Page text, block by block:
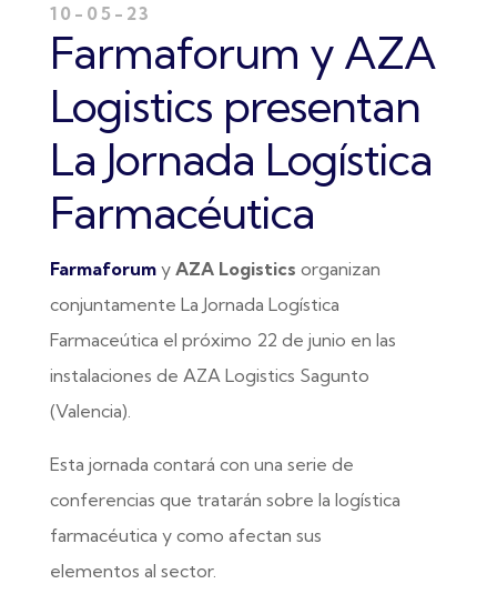
10-05-23
Farmaforum y AZA
Logistics presentan
La Jornada Logística
Farmacéutica
Farmaforumy AZA Logistics organizan
conjuntamente La Jornada Logística
Farmaceútica el próximo 22 de junio en las
instalaciones de AZA Logistics Sagunto
(Valencia).
Esta jornada contará con una serie de
conferencias que tratarán sobre la logística
farmacéutica y como afectan sus
elementos al sector.